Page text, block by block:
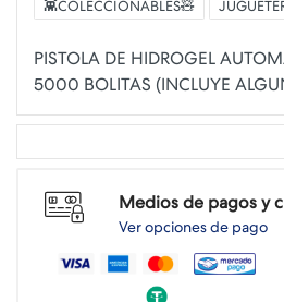
👾COLECCIONABLES🧸
PISTOLA DE HIDROGEL
Medios de pagos y
Ver opciones de pago